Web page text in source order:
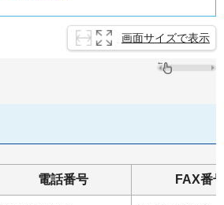
画面サイズで表示
電話番号 FAX番